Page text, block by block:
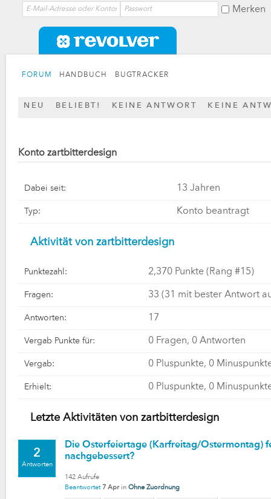
Merken
FORUM HANDBUCH BUGTRACKER
NEU BELIEBT! KEINE ANTWORT KEINE
Konto zartbitterdesign
Dabei seit: 13 Jahren
Typ: Konto beantragt
Aktivität von zartbitterdesign
Punktezahl: 2,370 Punkte (Rang #15)
Fragen: 33 (31 mit bester Antwort
Antworten: 17
Vergab Punkte für: 0 Fragen, 0 Antworten
Vergab: 0 Pluspunkte, 0
Erhielt: 0 Pluspunkte, 0
Letzte Aktivitäten von zartbitterdesign
2
Antworten
Die Osterfeiertage (Karfreitag/Ostermontag)
nachgebessert?
142 Aufrufe
Beantwortet 7 Apr in Ohne Zuordnung